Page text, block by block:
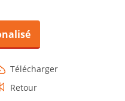
Télécharger
Retour